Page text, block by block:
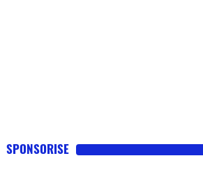
SPONSORISE